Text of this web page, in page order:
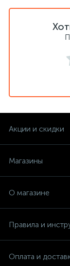
Акции и скидки
Магазины
О магазине
Правила и
Оплата и